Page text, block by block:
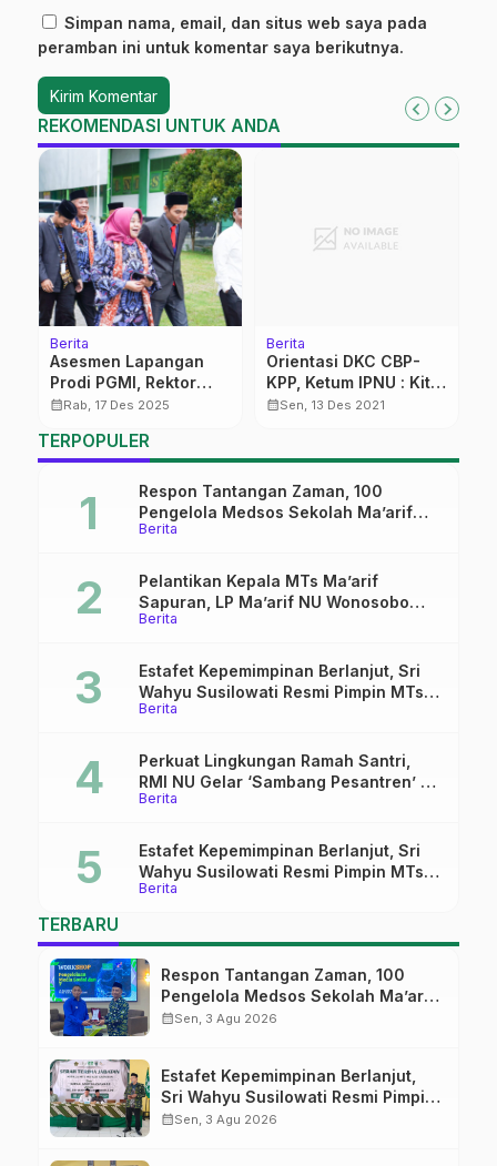
Simpan nama, email, dan situs web saya pada
peramban ini untuk komentar saya berikutnya.
REKOMENDASI UNTUK ANDA
Berita
Asesmen Lapangan
Prodi PGMI, Rektor
INISNU Sebut sebagai
Eksternal
calendar_monthRab, 17 Des 2025
Berita
Orientasi DKC CBP-
KPP, Ketum IPNU : Kita
Wajib Faham Tupoksi!
calendar_monthSen, 13 Des 2021
TERPOPULER
Berita
Respon Tantangan Zaman, 100
Pengelola Medsos Sekolah Ma’arif
Pekalongan Ikuti Pelatihan Literasi
Berita
Pelantikan Kepala MTs Ma’arif
Sapuran, LP Ma’arif NU Wonosobo
Tekankan Lima Amanah
Berita
Estafet Kepemimpinan Berlanjut, Sri
Wahyu Susilowati Resmi Pimpin MTs
Ma’arif Sapuran
Berita
Perkuat Lingkungan Ramah Santri,
RMI NU Gelar ‘Sambang Pesantren’ di
Pati
Berita
Estafet Kepemimpinan Berlanjut, Sri
Wahyu Susilowati Resmi Pimpin MTs
Ma’arif Sapuran
TERBARU
Respon Tantangan Zaman, 100
Pengelola Medsos Sekolah Ma’arif
Pekalongan Ikuti Pelatihan Literasi
calendar_monthSen, 3 Agu 2026
Estafet Kepemimpinan Berlanjut,
Sri Wahyu Susilowati Resmi Pimpin
MTs Ma’arif Sapuran
calendar_monthSen, 3 Agu 2026